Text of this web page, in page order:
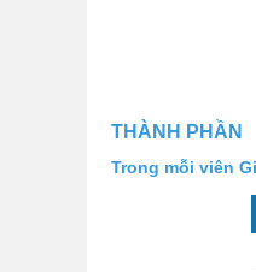
THÀNH PHẦN
Trong mỗi viên